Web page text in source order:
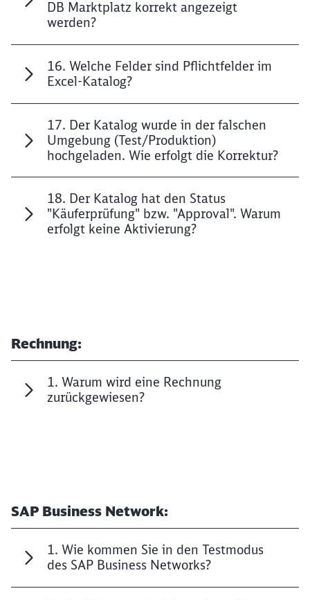
DB Marktplatz korrekt angezeigt
werden?
16. Welche Felder sind Pflichtfelder im
Excel-Katalog?
17. Der Katalog wurde in der falschen
Umgebung (Test/Produktion)
hochgeladen. Wie erfolgt die Korrektur?
18. Der Katalog hat den Status
"Käuferprüfung" bzw. "Approval". Warum
erfolgt keine Aktivierung?
Rechnung:
1. Warum wird eine Rechnung
zurückgewiesen?
SAP Business Network:
1. Wie kommen Sie in den Testmodus
des SAP Business Networks?